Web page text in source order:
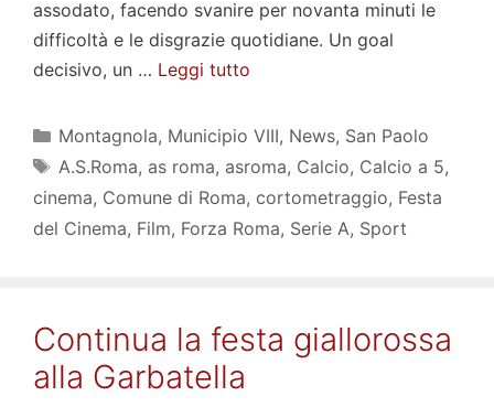
assodato, facendo svanire per novanta minuti le
difficoltà e le disgrazie quotidiane. Un goal
decisivo, un … Leggi tutto
Categorie
Montagnola, Municipio VIII, News, San Paolo
Tag
A.S.Roma, as roma, asroma, Calcio, Calcio a 5,
cinema, Comune di Roma, cortometraggio, Festa
del Cinema, Film, Forza Roma, Serie A, Sport
Continua la festa giallorossa
alla Garbatella